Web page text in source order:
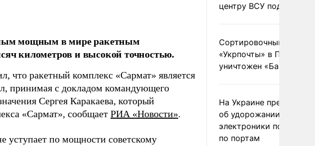
мощным в мире ракетным
километров и высокой точностью.
что ракетный комплекс «Сармат» является
принимая с докладом командующего
Сергея Каракаева, который
«Сармат», сообщает РИА «Новости».
уступает по мощности советскому
центру ВСУ под Киевом
Сортировочный пункт
«Укрпочты» в
уничтожен
На Украине
об удорожании
электроники после
по портам